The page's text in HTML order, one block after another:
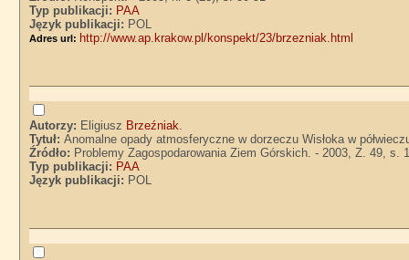
Typ publikacji: PAA
Język publikacji: POL
Adres url: http://www.ap.krakow.pl/konspekt/23/brzezniak.html
Autorzy: Eligiusz Brzeźniak.
Tytuł:Anomalne opady atmosferyczne w dorzeczu Wisłoka w
Źródło: Problemy Zagospodarowania Ziem Górskich. - 2003, Z. 49, s.
Typ publikacji: PAA
Język publikacji: POL